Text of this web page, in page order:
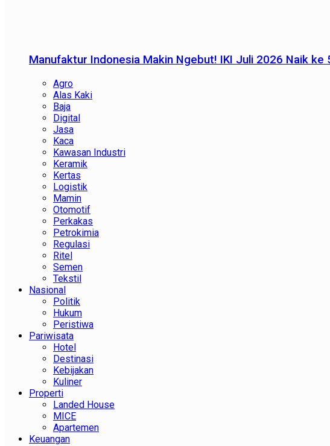
Manufaktur Indonesia Makin Ngebut! IKI Juli 2026 Naik ke
Agro
Alas Kaki
Baja
Digital
Jasa
Kaca
Kawasan Industri
Keramik
Kertas
Logistik
Mamin
Otomotif
Perkakas
Petrokimia
Regulasi
Ritel
Semen
Tekstil
Nasional
Politik
Hukum
Peristiwa
Pariwisata
Hotel
Destinasi
Kebijakan
Kuliner
Properti
Landed House
MICE
Apartemen
Keuangan